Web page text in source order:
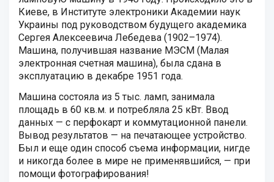
Киеве, в Институте электроники Академии наук
Украины под руководством будущего академика
Сергея Алексеевича Лебедева (1902–1974).
Машина, получившая название МЭСМ (Малая
электронная счетная машина), была сдана в
эксплуатацию в декабре 1951 года.
Машина состояла из 5 тыс. ламп, занимала
площадь в 60 кв.м. и потребляла 25 кВт. Ввод
данных — с перфокарт и коммутационной панели.
Вывод результатов — на печатающее устройство.
Был и еще один способ съема информации, нигде
и никогда более в мире не применявшийся, — при
помощи фотографирования!